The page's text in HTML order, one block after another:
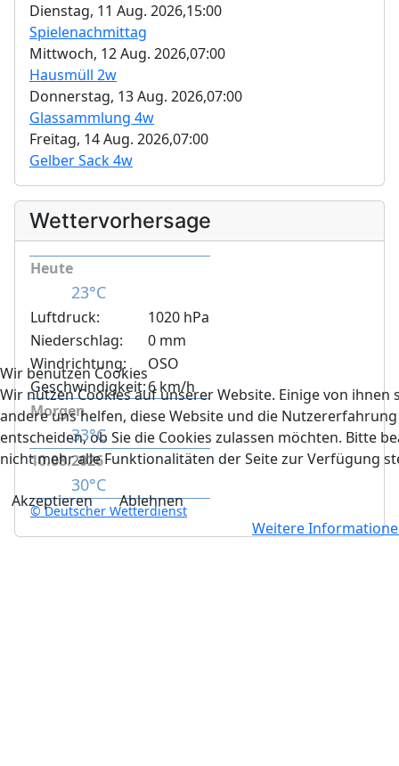
Dienstag, 11 Aug. 2026,15:00
Spielenachmittag
Mittwoch, 12 Aug. 2026,07:00
Hausmüll 2w
Donnerstag, 13 Aug. 2026,07:00
Glassammlung 4w
Freitag, 14 Aug. 2026,07:00
Gelber Sack 4w
Wettervorhersage
Heute
23°C
Luftdruck:
1020 hPa
Niederschlag:
0 mm
Windrichtung:
OSO
Geschwindigkeit:6 km/h
Morgen
33°C
10.08.2026
30°C
© Deutscher Wetterdienst
Wir benutzen Cookies
Wir nutzen Cookies auf unserer Website. Einige von
andere uns helfen, diese Website und die
entscheiden, ob Sie die Cookies zulassen möchten. Bitte
nicht mehr alle Funktionalitäten der Seite zur Verfügung
Akzeptieren
Ablehnen
Weitere